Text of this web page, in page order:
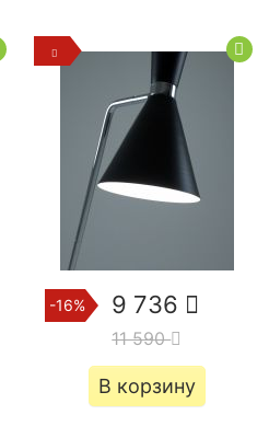
-16% 9 736
11 590
В корзину